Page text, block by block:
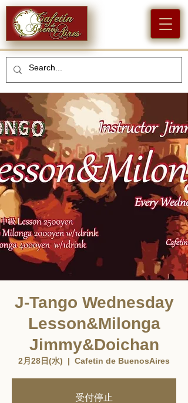
J-Tango Wednesday
Lesson&Milonga
Jimmy&Doichan
2月28日(水)
  |
Cafetin de BuenosAires
受付停止